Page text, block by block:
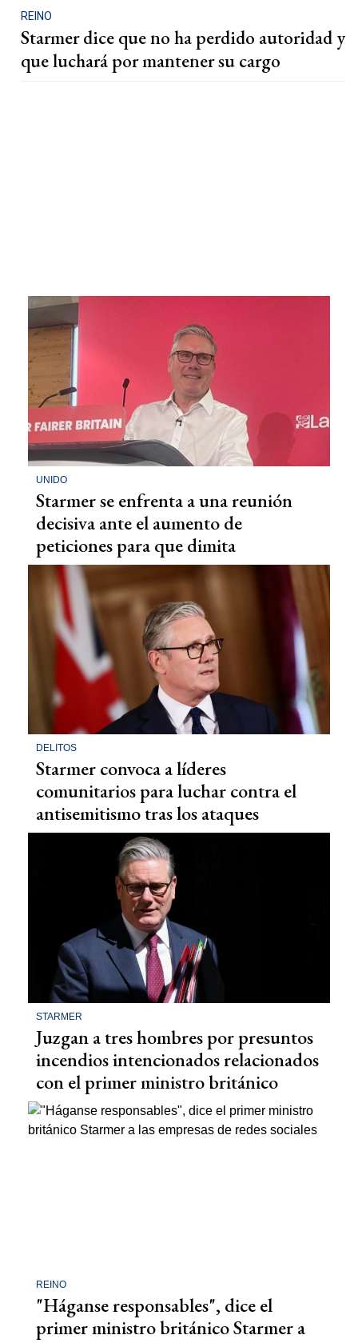
REINO
Starmer dice que no ha perdido autoridad y
que luchará por mantener su cargo
UNIDO
Starmer se enfrenta a una reunión
decisiva ante el aumento de
peticiones para que dimita
DELITOS
Starmer convoca a líderes
comunitarios para luchar contra el
antisemitismo tras los ataques
STARMER
Juzgan a tres hombres por presuntos
incendios intencionados relacionados
con el primer ministro británico
REINO
"Háganse responsables", dice el
primer ministro británico Starmer a